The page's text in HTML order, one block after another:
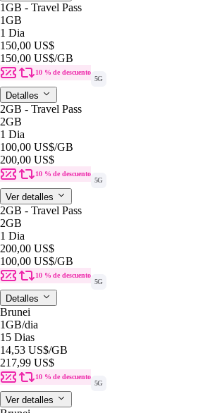
1GB - Travel Pass
1GB
1 Dia
150,00 US$
150,00 US$/GB
10 % de descuento
5G
Detalles
2GB - Travel Pass
2GB
1 Dia
100,00 US$/GB
200,00 US$
10 % de descuento
5G
Ver detalles
2GB - Travel Pass
2GB
1 Dia
200,00 US$
100,00 US$/GB
10 % de descuento
5G
Detalles
Brunei
1GB/dia
15 Dias
14,53 US$/GB
217,99 US$
10 % de descuento
5G
Ver detalles